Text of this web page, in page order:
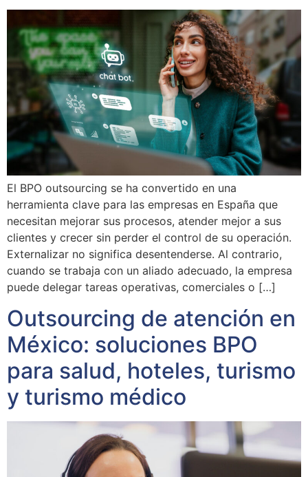
El BPO outsourcing se ha convertido en una
herramienta clave para las empresas en España que
necesitan mejorar sus procesos, atender mejor a sus
clientes y crecer sin perder el control de su operación.
Externalizar no significa desentenderse. Al contrario,
cuando se trabaja con un aliado adecuado, la empresa
puede delegar tareas operativas, comerciales o […]
Outsourcing de atención en
México: soluciones BPO
para salud, hoteles, turismo
y turismo médico